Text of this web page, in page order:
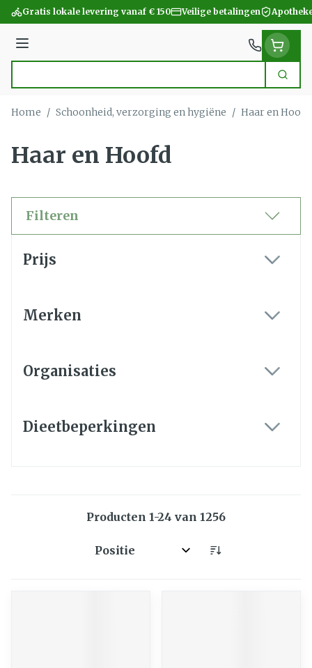
Ga naar de inhoud
Gratis lokale levering vanaf € 150 Veilige betalingen
Menu
Zoek
Home / Schoonheid, verzorging en hygiëne / Haar en Hoofd
Haar en Hoofd
Filteren
Prijs
Merken
Organisaties
Dieetbeperkingen
Producten 1-24 van 1256
Sorteer op: